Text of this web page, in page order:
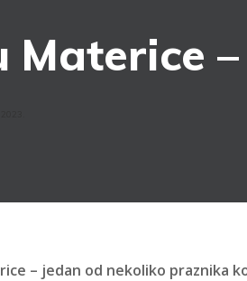
Materice
– jedan od nekoliko praznika